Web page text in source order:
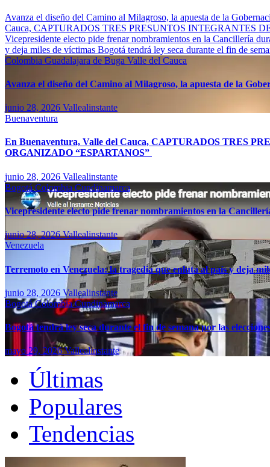
Avanza el diseño del Camino al Milagroso, la apuesta de la
Cauca, CAPTURADOS TRES PRESUNTOS INTEGRANTES
Vicepresidente electo pide frenar nombramientos en la Cancillería
y deja miles de víctimas Bogotá tendrá ley seca durante el fin de
Colombia Guadalajara de Buga Valle del Cauca
Avanza el diseño del Camino al Milagroso, la apuesta de la
junio 28, 2026 Vallealinstante
Buenaventura
En Buenaventura, Valle del Cauca, CAPTURADOS TRES
ORGANIZADO “ESPARTANOS”
junio 28, 2026 Vallealinstante
BogotáColombia Cundinamarca
Vicepresidente electo pide frenar nombramientos en la
junio 28, 2026Vallealinstante
Venezuela
Terremoto en Venezuela: la tragedia que enluta al país y deja
junio 28, 2026 Vallealinstante
BogotáColombiaCundinamarca
Bogotá tendrá ley seca durante el fin de semana por las
mayo 29, 2026Vallealinstante
Últimas
Populares
Tendencias